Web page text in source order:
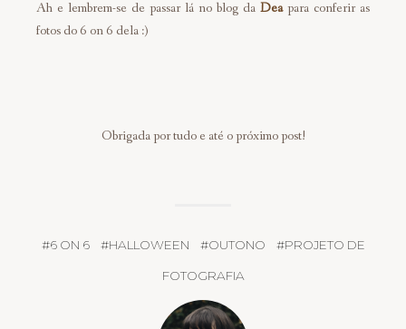
Ah e lembrem-se de passar lá no blog da Deapara conferir as
fotos do 6 on 6 dela :)
Obrigada por tudo e até o próximo post!
#6 ON 6#HALLOWEEN #OUTONO #PROJETO DE
FOTOGRAFIA